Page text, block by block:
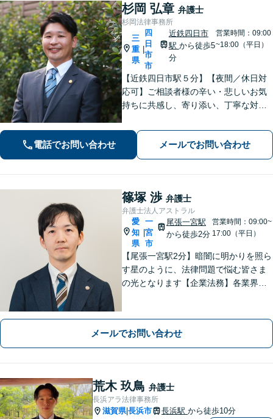
杉岡 弘章 弁護士
杉岡法律事務所
三
重
県
四
日
市
市
近鉄四日市
駅 から徒歩5
分
営業時間：09:00
~18:00（平日）
【近鉄四日市駅５分】【夜間／休日対
応可】ご相談者様の辛い・悲しいお気
持ちに共感し、寄り添い、丁寧な対応
相続／刑事事件など、幅広く対応【地
域に根ざした弁護士】お気軽にお問い
合わせください。
電話でお問い合わせ メールでお問い合わせ
篠塚 渉 弁護士
弁護士法人アストラル
愛
知
県
|
一
宮
市
尾張一宮駅
から徒歩2分
営業時間：09:00~
17:00（平日）
【尾張一宮駅2分】暗闇に明かりを照ら
す星のように、法律問題で悩む皆さま
の光となります【企業法務】各業界特
拠収集・協議前〜紛争段階、どのフェ
ーズにも対応【完全個室】
メールでお問い合わせ
荒木 玖鳥 弁護士
長浜アラ法律事務所
滋賀県|長浜市 長浜駅 から徒歩10分